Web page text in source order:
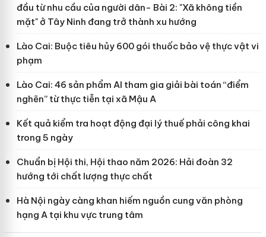
đầu từ nhu cầu của người dân- Bài 2: "Xã không tiền
mặt" ở Tây Ninh đang trở thành xu hướng
Lào Cai: Buộc tiêu hủy 600 gói thuốc bảo vệ thực vật vi
phạm
Lào Cai: 46 sản phẩm AI tham gia giải bài toán “điểm
nghẽn” từ thực tiễn tại xã Mậu A
Kết quả kiểm tra hoạt động đại lý thuế phải công khai
trong 5 ngày
Chuẩn bị Hội thi, Hội thao năm 2026: Hải đoàn 32
hướng tới chất lượng thực chất
Hà Nội ngày càng khan hiếm nguồn cung văn phòng
hạng A tại khu vực trung tâm